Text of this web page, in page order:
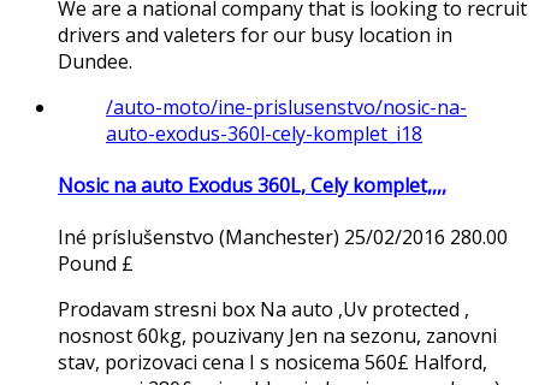
We are a national company that is looking to recruit
drivers and valeters for our busy location in
Dundee.
/auto-moto/ine-prislusenstvo/nosic-na-
auto-exodus-360l-cely-komplet_i18
Nosic na auto Exodus 360L, Cely komplet,,,,
Iné príslušenstvo (Manchester) 25/02/2016 280.00
Pound £
Prodavam stresni box Na auto ,Uv protected ,
nosnost 60kg, pouzivany Jen na sezonu, zanovni
stav, porizovaci cena I s nosicema 560£ Halford,